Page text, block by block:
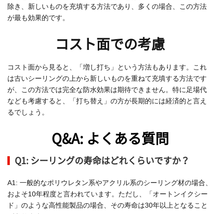
除き、新しいものを充填する方法であり、多くの場合、この方法
が最も効果的です。
コスト面での考慮
コスト面から見ると、「増し打ち」という方法もあります。これ
は古いシーリングの上から新しいものを重ねて充填する方法です
が、この方法では完全な防水効果は期待できません。特に足場代
なども考慮すると、「打ち替え」の方が長期的には経済的と言え
るでしょう。
Q&A: よくある質問
Q1: シーリングの寿命はどれくらいですか？
A1: 一般的なポリウレタン系やアクリル系のシーリング材の場合、
およそ10年程度と言われています。ただし、「オートンイクシー
ド」のような高性能製品の場合、その寿命は30年以上となること